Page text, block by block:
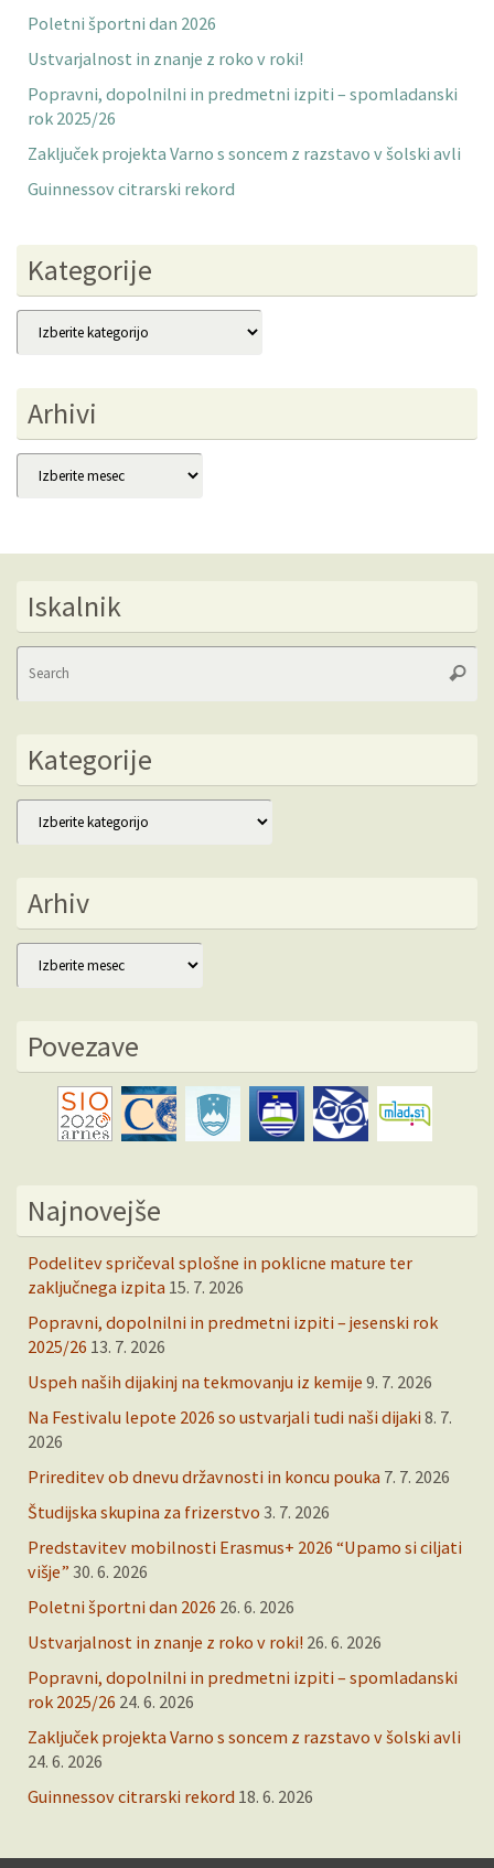
Poletni športni dan 2026
Ustvarjalnost in znanje z roko v roki!
Popravni, dopolnilni in predmetni izpiti – spomladanski
rok 2025/26
Zaključek projekta Varno s soncem z razstavo v šolski avli
Guinnessov citrarski rekord
Kategorije
Kategorije
Arhivi
Arhivi
Iskalnik
Kategorije
Kategorije
Arhiv
Arhiv
Povezave
Najnovejše
Podelitev spričeval splošne in poklicne mature ter
zaključnega izpita 15. 7. 2026
Popravni, dopolnilni in predmetni izpiti – jesenski rok
2025/26 13. 7. 2026
Uspeh naših dijakinj na tekmovanju iz kemije 9. 7. 2026
Na Festivalu lepote 2026 so ustvarjali tudi naši dijaki 8. 7.
2026
Prireditev ob dnevu državnosti in koncu pouka 7. 7. 2026
Študijska skupina za frizerstvo 3. 7. 2026
Predstavitev mobilnosti Erasmus+ 2026 “Upamo si ciljati
višje” 30. 6. 2026
Poletni športni dan 2026 26. 6. 2026
Ustvarjalnost in znanje z roko v roki! 26. 6. 2026
Popravni, dopolnilni in predmetni izpiti – spomladanski
rok 2025/26 24. 6. 2026
Zaključek projekta Varno s soncem z razstavo v šolski avli
24. 6. 2026
Guinnessov citrarski rekord 18. 6. 2026